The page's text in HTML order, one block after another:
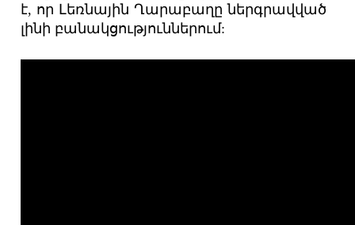
է, որ Լեռնային Ղարաբաղը ներգրավված
լինի բանակցություններում: